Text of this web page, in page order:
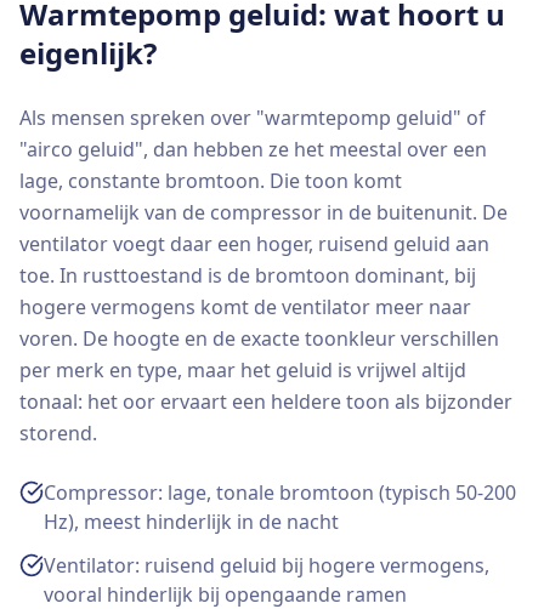
Warmtepomp geluid: wat hoort u
eigenlijk?
Als mensen spreken over "warmtepomp geluid" of
"airco geluid", dan hebben ze het meestal over een
lage, constante bromtoon. Die toon komt
voornamelijk van de compressor in de buitenunit. De
ventilator voegt daar een hoger, ruisend geluid aan
toe. In rusttoestand is de bromtoon dominant, bij
hogere vermogens komt de ventilator meer naar
voren. De hoogte en de exacte toonkleur verschillen
per merk en type, maar het geluid is vrijwel altijd
tonaal: het oor ervaart een heldere toon als bijzonder
storend.
Compressor: lage, tonale bromtoon (typisch 50-200
Hz), meest hinderlijk in de nacht
Ventilator: ruisend geluid bij hogere vermogens,
vooral hinderlijk bij opengaande ramen